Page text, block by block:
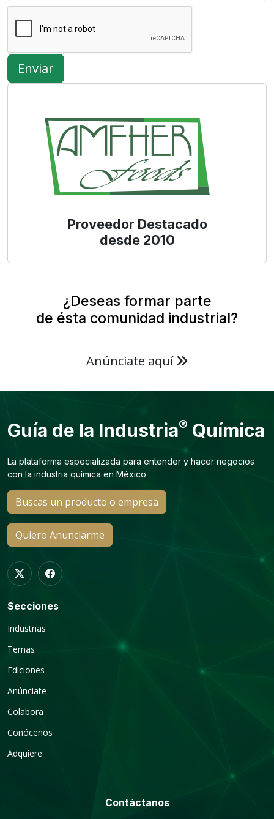
Enviar
Proveedor Destacado
desde 2010
¿Deseas formar parte
de ésta comunidad industrial?
Anúnciate aquí
Guía de la Industria® Química
La plataforma especializada para entender y hacer negocios
con la industria química en México
Buscas un producto o empresa
Quiero Anunciarme
Secciones
Industrias
Temas
Ediciones
Anúnciate
Colabora
Conócenos
Adquiere
Contáctanos